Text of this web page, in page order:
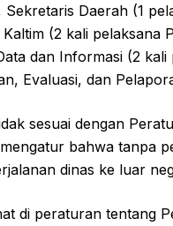
Sekretaris Daerah (1
(2 kali pelaksana
dan Informasi (2
Evaluasi, dan
sesuai dengan
bahwa tanpa
dinas ke luar
di peraturan tentang